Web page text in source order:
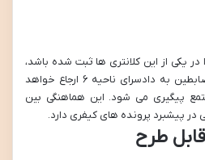
یکی از این کلانتری ها ثبت شده باشد،
پرونده اولیه از طریق همین ضابطین به دادسرای ناحیه ۶ ارجاع خواهد
پیگیری می شود. این هماهنگی بین
در پیشبرد پرونده های کیفری دارد.
طرح